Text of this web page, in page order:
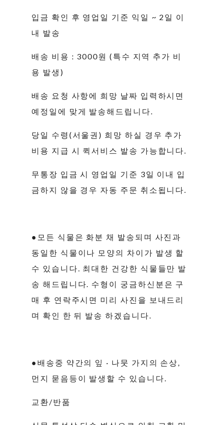
입금 확인 후 영업일 기준 익일 ~ 2일 이
내 발송
배송 비용 : 3000원 (특수 지역 추가 비
용 발생)
배송 요청 사항에 희망 날짜 입력하시면
예정일에 맞게 발송해드립니다.
당일 수령(서울권) 희망 하실 경우 추가
비용 지급 시 퀵서비스 발송 가능합니다.
무통장 입금 시 영업일 기준 3일 이내 입
금하지 않을 경우 자동 주문 취소됩니다.
●모든 식물은 화분 채 발송되며 사진과
동일한 식물이나 모양의 차이가 발생 할
수 있습니다. 최대한 건강한 식물들만 발
송 해드립니다. 수형이 궁금하신분은 구
매 후 연락주시면 미리 사진을 보내드리
며 확인 한 뒤 발송 하겠습니다.
●배송중 약간의 잎 · 나뭇 가지의 손상,
먼지 묻음등이 발생할 수 있습니다.
교환/반품